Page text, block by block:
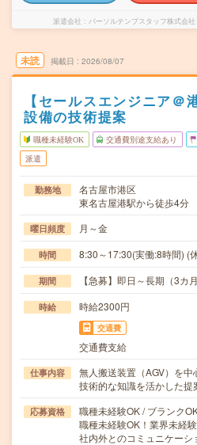
派遣会社 パーソルテンプスタッフ株式会
未読 掲載日 2026/08/07
【セールスエンジニア＠
設備の技術提案
職種未経験OK 交通費別途支給あり
派遣
勤務地
名古屋市港区
東名古屋港駅から徒歩4分
曜日頻度 月～金
時間 8:30～17:30(実働:8時間) (
期間 【急募】即日～長期（3
時給 時給2300円
交通費
交通費支給
仕事内容
無人搬送装置（AGV）を中
技術的な知識を活かした
応募資格
職種未経験OK / ブランク
職種未経験OK！業界未経
社内外とのコミュニケー